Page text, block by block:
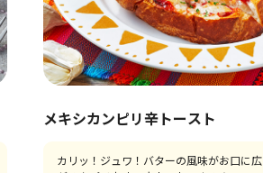
メキシカンピリ辛トースト
カリッ！ジュワ！バターの風味がお口に広